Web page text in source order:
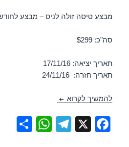
מבצע טיסה זולה לניס – מבצע לחודש
סה"כ: $299
תאריך יציאה: 17/11/16
תאריך חזרה: 24/11/16
להמשיך לקרוא טיסות זולות לניס בנובמבר 17/
F
X
T
W